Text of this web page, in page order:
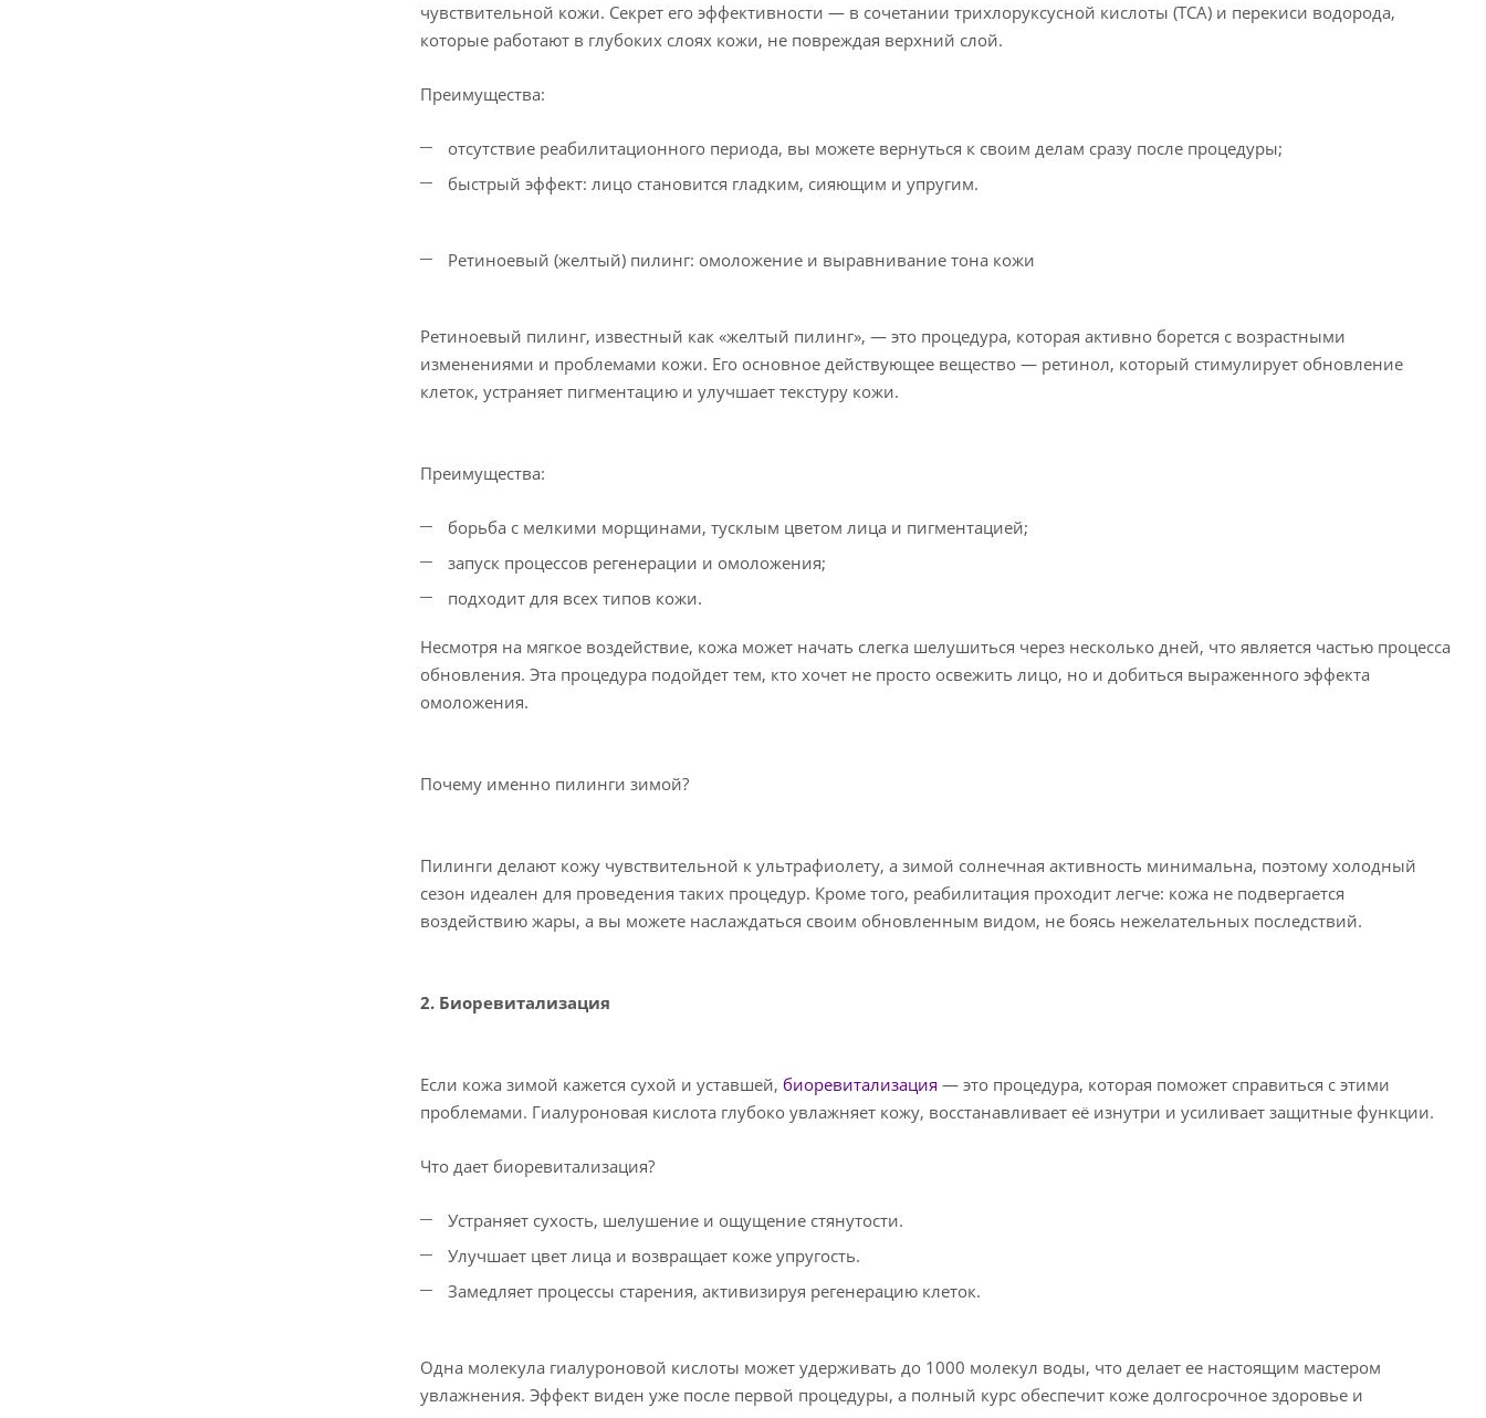
чувствительной кожи. Секрет его эффективности — в сочетании трихлоруксусной кислоты (TCA) и перекиси водорода,
которые работают в глубоких слоях кожи, не повреждая верхний слой.
Преимущества:
отсутствие реабилитационного периода, вы можете вернуться к своим делам сразу после процедуры;
быстрый эффект: лицо становится гладким, сияющим и упругим.
Ретиноевый (желтый) пилинг: омоложение и выравнивание тона кожи
Ретиноевый пилинг, известный как «желтый пилинг», — это процедура, которая активно борется с возрастными
изменениями и проблемами кожи. Его основное действующее вещество — ретинол, который стимулирует обновление
клеток, устраняет пигментацию и улучшает текстуру кожи.
Преимущества:
борьба с мелкими морщинами, тусклым цветом лица и пигментацией;
запуск процессов регенерации и омоложения;
подходит для всех типов кожи.
Несмотря на мягкое воздействие, кожа может начать слегка шелушиться через несколько дней, что является частью процесса
обновления. Эта процедура подойдет тем, кто хочет не просто освежить лицо, но и добиться выраженного эффекта
омоложения.
Почему именно пилинги зимой?
Пилинги делают кожу чувствительной к ультрафиолету, а зимой солнечная активность минимальна, поэтому холодный
сезон идеален для проведения таких процедур. Кроме того, реабилитация проходит легче: кожа не подвергается
воздействию жары, а вы можете наслаждаться своим обновленным видом, не боясь нежелательных последствий.
2. Биоревитализация
Если кожа зимой кажется сухой и уставшей, биоревитализация — это процедура, которая поможет справиться с этими
проблемами. Гиалуроновая кислота глубоко увлажняет кожу, восстанавливает её изнутри и усиливает защитные функции.
Что дает биоревитализация?
Устраняет сухость, шелушение и ощущение стянутости.
Улучшает цвет лица и возвращает коже упругость.
Замедляет процессы старения, активизируя регенерацию клеток.
Одна молекула гиалуроновой кислоты может удерживать до 1000 молекул воды, что делает ее настоящим мастером
увлажнения. Эффект виден уже после первой процедуры, а полный курс обеспечит коже долгосрочное здоровье и